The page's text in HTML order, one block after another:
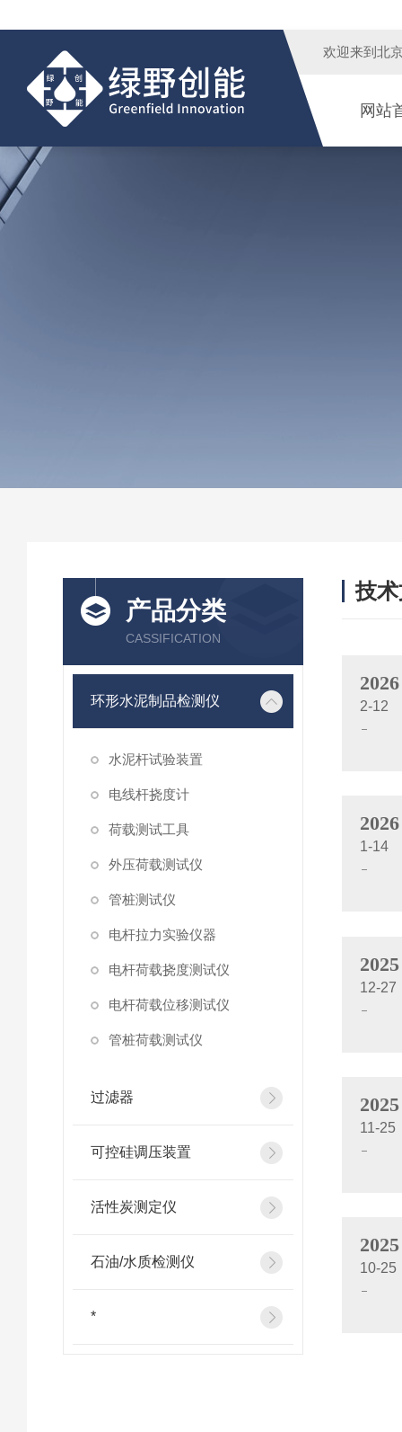
欢迎来到 北
网站
产品分类
CASSIFICATION
环形水泥制品检测仪
水泥杆试验装置
电线杆挠度计
荷载测试工具
外压荷载测试仪
管桩测试仪
电杆拉力实验仪器
电杆荷载挠度测试仪
电杆荷载位移测试仪
管桩荷载测试仪
过滤器
可控硅调压装置
活性炭测定仪
石油/水质检测仪
*
技
2026
2-12
2026
1-14
2025
12-27
2025
11-25
2025
10-25